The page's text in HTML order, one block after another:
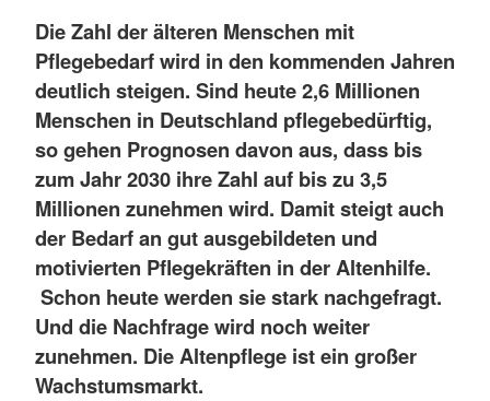
Die Zahl der älteren Menschen mit
Pflegebedarf wird in den kommenden Jahren
deutlich steigen. Sind heute 2,6 Millionen
Menschen in Deutschland pflegebedürftig,
so gehen Prognosen davon aus, dass bis
zum Jahr 2030 ihre Zahl auf bis zu 3,5
Millionen zunehmen wird. Damit steigt auch
der Bedarf an gut ausgebildeten und
motivierten Pflegekräften in der Altenhilfe.
Schon heute werden sie stark nachgefragt.
Und die Nachfrage wird noch weiter
zunehmen. Die Altenpflege ist ein großer
Wachstumsmarkt.